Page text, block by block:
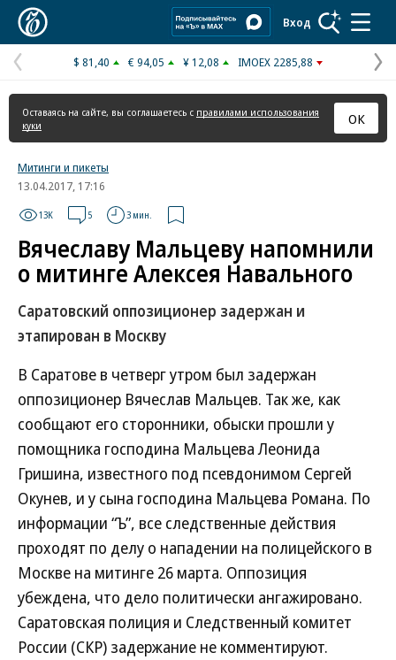
Вход
Предыдущая
страница
$ 81,40 € 94,05 ¥ 12,08 IMOEX 2285,88
Оставаясь на сайте, вы соглашаетесь с правилами использования
куки
ОК
Митинги и пикеты
13.04.2017, 17:16
13K 5 3 мин.
Вячеславу Мальцеву напомнили
о митинге Алексея Навального
Саратовский оппозиционер задержан и
этапирован в Москву
В Саратове в четверг утром был задержан
оппозиционер Вячеслав Мальцев. Так же, как
сообщают его сторонники, обыски прошли у
помощника господина Мальцева Леонида
Гришина, известного под псевдонимом Сергей
Окунев, и у сына господина Мальцева Романа. По
информации “Ъ”, все следственные действия
проходят по делу о нападении на полицейского в
Москве на митинге 26 марта. Оппозиция
убеждена, что дело политически ангажировано.
Саратовская полиция и Следственный комитет
России (СКР) задержание не комментируют.